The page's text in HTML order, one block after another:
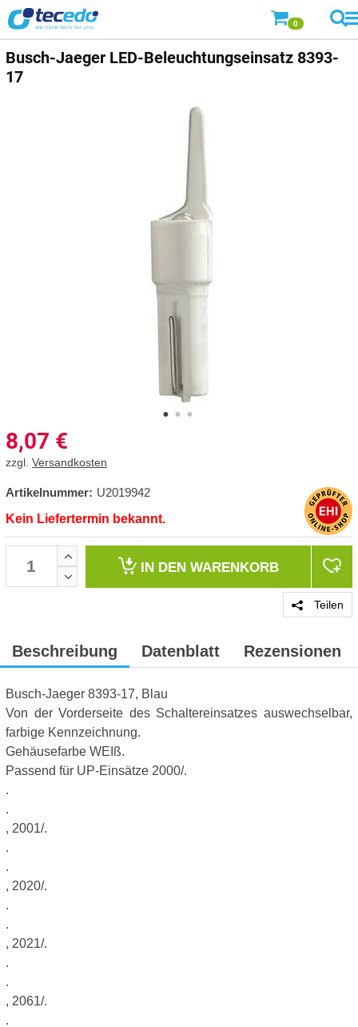
0
Busch-Jaeger LED-Beleuchtungseinsatz 8393-
17
8,07 €
zzgl. Versandkosten
Artikelnummer: U2019942
Kein Liefertermin bekannt.
IN DEN WARENKORB
Teilen
Beschreibung Datenblatt Rezensionen
Busch-Jaeger 8393-17, Blau
Von der Vorderseite des Schaltereinsatzes auswechselbar,
farbige Kennzeichnung.
Gehäusefarbe WEIß.
Passend für UP-Einsätze 2000/.
.
.
, 2001/.
.
.
, 2020/.
.
.
, 2021/.
.
.
, 2061/.
.